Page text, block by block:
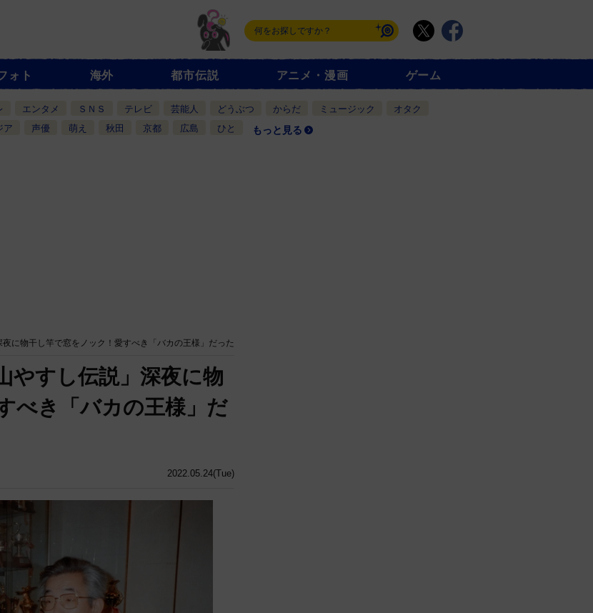
ォト 海外 都市伝説 アニメ・漫画 ゲーム
エンタメ ＳＮＳ テレビ 芸能人 どうぶつ からだ ミュージック
オタク
ア 声優 萌え 秋田 京都 広島 ひと もっと見る
に物干し竿で窓をノック！愛すべき「バカの王様」だった
2022.05.24(Tue)
やすし伝説」深夜に物
べき「バカの王様」だ